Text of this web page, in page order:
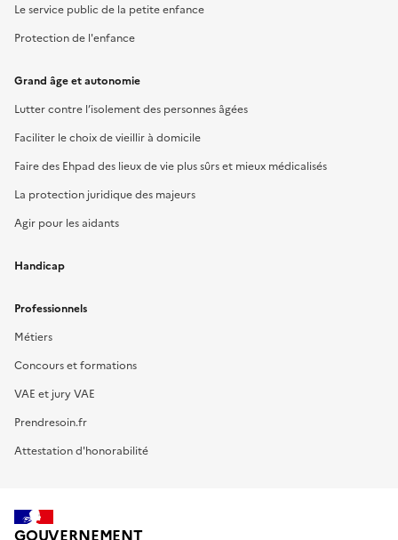
Le service public de la petite enfance
Protection de l'enfance
Grand âge et autonomie
Lutter contre l’isolement des personnes âgées
Faciliter le choix de vieillir à domicile
Faire des Ehpad des lieux de vie plus sûrs et mieux médicalisés
La protection juridique des majeurs
Agir pour les aidants
Handicap
Professionnels
Métiers
Concours et formations
VAE et jury VAE
Prendresoin.fr
Attestation d'honorabilité